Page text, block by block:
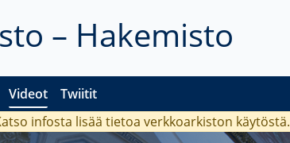
– Hakemisto
Videot Twiitit
infosta lisää tietoa verkkoarkiston käytöstä.